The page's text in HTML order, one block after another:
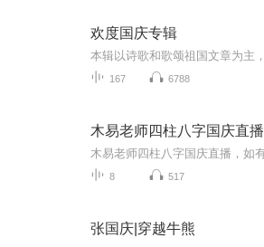
欢度国庆专辑
167 6788
木易老师四柱八字国庆直播
8 517
张国庆|穿越牛熊